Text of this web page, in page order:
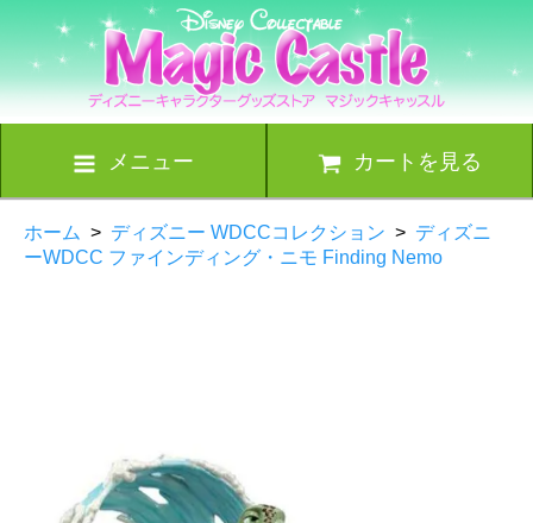
メニュー カートを見る
ホーム > ディズニー WDCCコレクション > ディズニ
ーWDCC ファインディング・ニモ Finding Nemo